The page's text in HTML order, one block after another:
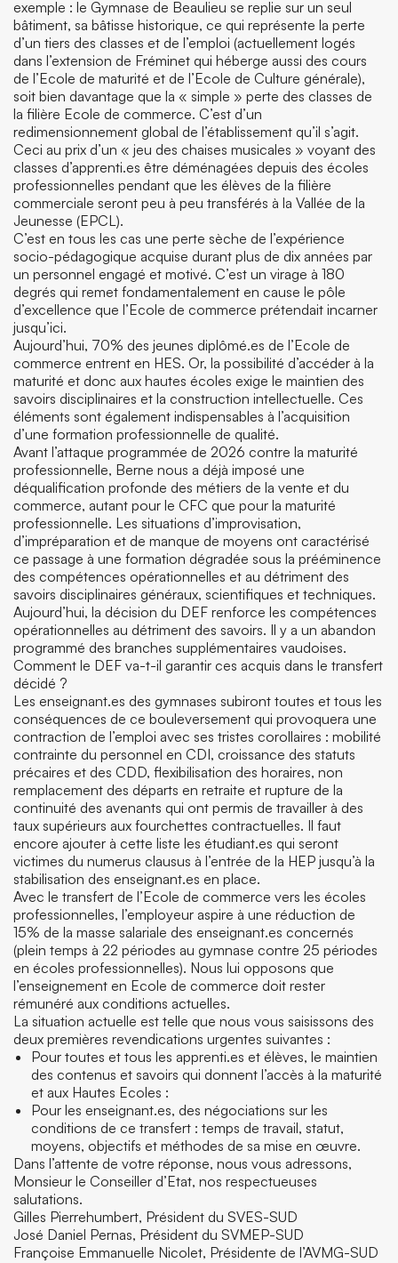
exemple : le Gymnase de Beaulieu se replie sur un seul
bâtiment, sa bâtisse historique, ce qui représente la perte
d’un tiers des classes et de l’emploi (actuellement logés
dans l’extension de Fréminet qui héberge aussi des cours
de l’Ecole de maturité et de l’Ecole de Culture générale),
soit bien davantage que la « simple » perte des classes de
la filière Ecole de commerce. C’est d’un
redimensionnement global de l’établissement qu’il s’agit.
Ceci au prix d’un « jeu des chaises musicales » voyant des
classes d’apprenti.es être déménagées depuis des écoles
professionnelles pendant que les élèves de la filière
commerciale seront peu à peu transférés à la Vallée de la
Jeunesse (EPCL).
C’est en tous les cas une perte sèche de l’expérience
socio-pédagogique acquise durant plus de dix années par
un personnel engagé et motivé. C’est un virage à 180
degrés qui remet fondamentalement en cause le pôle
d’excellence que l’Ecole de commerce prétendait incarner
jusqu’ici.
Aujourd’hui, 70% des jeunes diplômé.es de l’Ecole de
commerce entrent en HES. Or, la possibilité d’accéder à la
maturité et donc aux hautes écoles exige le maintien des
savoirs disciplinaires et la construction intellectuelle. Ces
éléments sont également indispensables à l’acquisition
d’une formation professionnelle de qualité.
Avant l’attaque programmée de 2026 contre la maturité
professionnelle, Berne nous a déjà imposé une
déqualification profonde des métiers de la vente et du
commerce, autant pour le CFC que pour la maturité
professionnelle. Les situations d’improvisation,
d’impréparation et de manque de moyens ont caractérisé
ce passage à une formation dégradée sous la prééminence
des compétences opérationnelles et au détriment des
savoirs disciplinaires généraux, scientifiques et techniques.
Aujourd’hui, la décision du DEF renforce les compétences
opérationnelles au détriment des savoirs. Il y a un abandon
programmé des branches supplémentaires vaudoises.
Comment le DEF va-t-il garantir ces acquis dans le transfert
décidé ?
Les enseignant.es des gymnases subiront toutes et tous les
conséquences de ce bouleversement qui provoquera une
contraction de l’emploi avec ses tristes corollaires : mobilité
contrainte du personnel en CDI, croissance des statuts
précaires et des CDD, flexibilisation des horaires, non
remplacement des départs en retraite et rupture de la
continuité des avenants qui ont permis de travailler à des
taux supérieurs aux fourchettes contractuelles. Il faut
encore ajouter à cette liste les étudiant.es qui seront
victimes du numerus clausus à l’entrée de la HEP jusqu’à la
stabilisation des enseignant.es en place.
Avec le transfert de l’Ecole de commerce vers les écoles
professionnelles, l’employeur aspire à une réduction de
15% de la masse salariale des enseignant.es concernés
(plein temps à 22 périodes au gymnase contre 25 périodes
en écoles professionnelles). Nous lui opposons que
l’enseignement en Ecole de commerce doit rester
rémunéré aux conditions actuelles.
La situation actuelle est telle que nous vous saisissons des
deux premières revendications urgentes suivantes :
Pour toutes et tous les apprenti.es et élèves, le maintien
des contenus et savoirs qui donnent l’accès à la maturité
et aux Hautes Ecoles :
Pour les enseignant.es, des négociations sur les
conditions de ce transfert : temps de travail, statut,
moyens, objectifs et méthodes de sa mise en œuvre.
Dans l’attente de votre réponse, nous vous adressons,
Monsieur le Conseiller d’Etat, nos respectueuses
salutations.
Gilles Pierrehumbert, Président du SVES-SUD
José Daniel Pernas, Président du SVMEP-SUD
Françoise Emmanuelle Nicolet, Présidente de l’AVMG-SUD